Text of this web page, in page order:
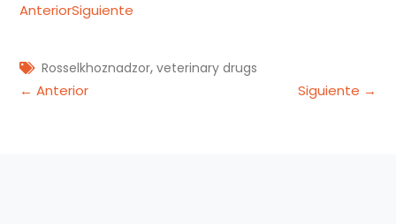
AnteriorSiguiente
Rosselkhoznadzor,veterinary drugs
Navegación
← Anterior Siguiente →